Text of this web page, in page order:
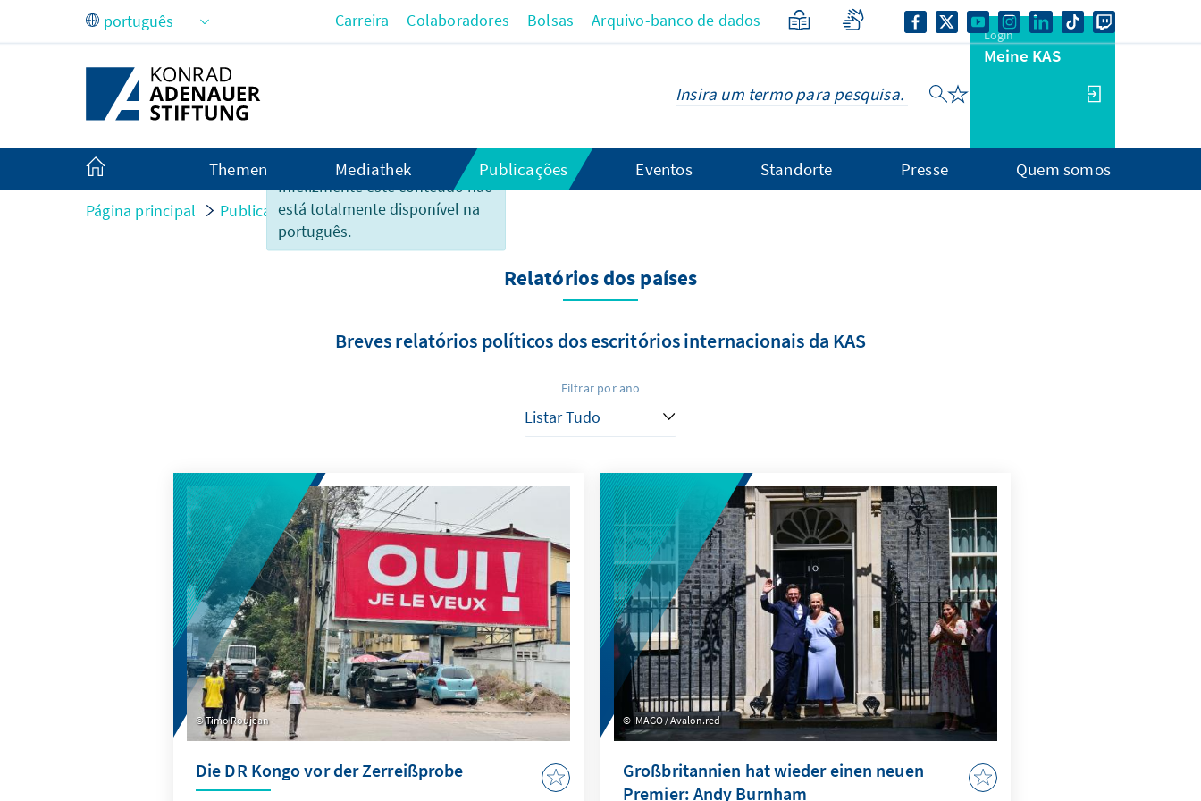
Pular para o Conteúdo principal
Infelizmente este conteúdo não
está totalmente disponível na
português.
Carreira Colaboradores Bolsas Arquivo-banco de dados
Login
Meine KAS
Themen Mediathek Publicações Eventos Standorte Presse Quem somos
Página principal Publicações Relatórios dos países
Relatórios dos países
Breves relatórios políticos dos escritórios internacionais da KAS
Filtrar por ano
Timo Roujean
Die DR Kongo vor der Zerreißprobe
IMAGO / Avalon.red
Großbritannien hat wieder einen neuen
Premier: Andy Burnham